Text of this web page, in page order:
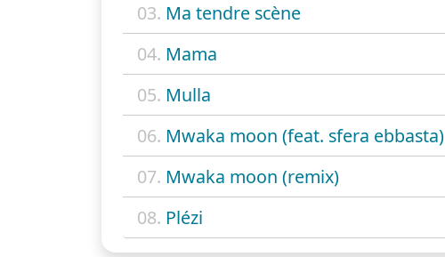
03. Ma tendre scène
04. Mama
05. Mulla
06. Mwaka moon (feat. sfera ebbasta)
07. Mwaka moon (remix)
08. Plézi